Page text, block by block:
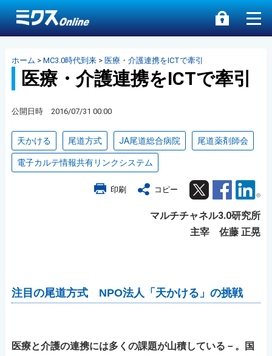
ホーム > MC3.0時代到来> 医療・介護連携をICTで牽引
医療・介護連携をICTで牽引
公開日時 2016/07/31 00:00
天かける 尾道方式 JA尾道総合病院 尾道薬剤師会
電子カルテ情報共有リンクシステム
印刷 コピー Twitter Facebook
マルチチャネル3.0研究所
主宰 佐藤 正晃
注目の尾道方式 NPO法人「天かける」の挑戦
医療と介護の連携には多くの課題が山積している－。国